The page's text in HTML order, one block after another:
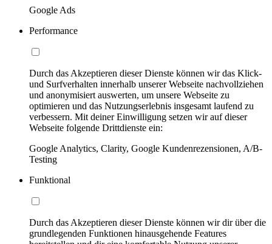
Google Ads
Performance
Durch das Akzeptieren dieser Dienste können wir das Klick-
und Surfverhalten innerhalb unserer Webseite nachvollziehen
und anonymisiert auswerten, um unsere Webseite zu
optimieren und das Nutzungserlebnis insgesamt laufend zu
verbessern. Mit deiner Einwilligung setzen wir auf dieser
Webseite folgende Drittdienste ein:
Google Analytics, Clarity, Google Kundenrezensionen, A/B-
Testing
Funktional
Durch das Akzeptieren dieser Dienste können wir dir über die
grundlegenden Funktionen hinausgehende Features